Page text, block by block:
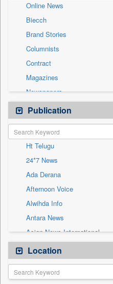
International
National
Politics
Press Release
Real Estate & Construction
Sports
Technology
Travel
Online News
Biecch
Brand Stories
Columnists
Contract
Magazines
Newspapers
Newswire
Patentwipo
Press Release
Sec
Solicitation
Publication
Ht Telugu
24*7 News
Ada Derana
Afternoon Voice
Alwihda Info
Antara News
Asian News International
Astro Devam
Australian Government News
Autox
Location